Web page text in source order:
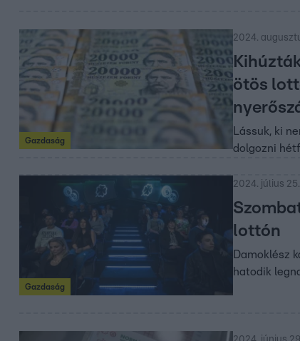
Gazdaság
2024.
ötös
Lássuk, ki
dolgozni
Gazdaság
2024. július 25.
lottón
Damoklész
hatodik